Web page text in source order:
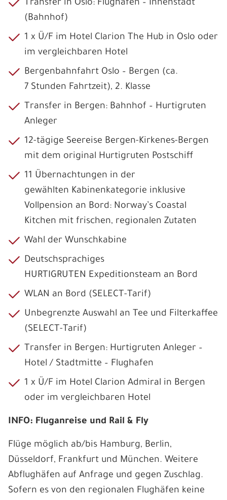
Transfer in Oslo: Flughafen – Innenstadt
(Bahnhof)
1 x Ü/F im Hotel Clarion The Hub in Oslo oder
im vergleichbaren Hotel
Bergenbahnfahrt Oslo – Bergen (ca.
7 Stunden Fahrtzeit), 2. Klasse
Transfer in Bergen: Bahnhof – Hurtigruten
Anleger
12-tägige Seereise Bergen-Kirkenes-Bergen
mit dem original Hurtigruten Postschiff
11 Übernachtungen in der
gewählten Kabinenkategorie inklusive
Vollpension an Bord: Norway’s Coastal
Kitchen mit frischen, regionalen Zutaten
Wahl der Wunschkabine
Deutschsprachiges
HURTIGRUTEN Expeditionsteam an Bord
WLAN an Bord (SELECT-Tarif)
Unbegrenzte Auswahl an Tee und Filterkaffee
(SELECT-Tarif)
Transfer in Bergen: Hurtigruten Anleger –
Hotel / Stadtmitte – Flughafen
1 x Ü/F im Hotel Clarion Admiral in Bergen
oder im vergleichbaren Hotel
INFO: Fluganreise und Rail & Fly
Flüge möglich ab/bis Hamburg, Berlin,
Düsseldorf, Frankfurt und München. Weitere
Abflughäfen auf Anfrage und gegen Zuschlag.
Sofern es von den regionalen Flughäfen keine